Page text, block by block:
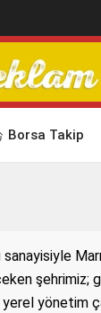
Borsa Takip
şehrimiz;
yönetim